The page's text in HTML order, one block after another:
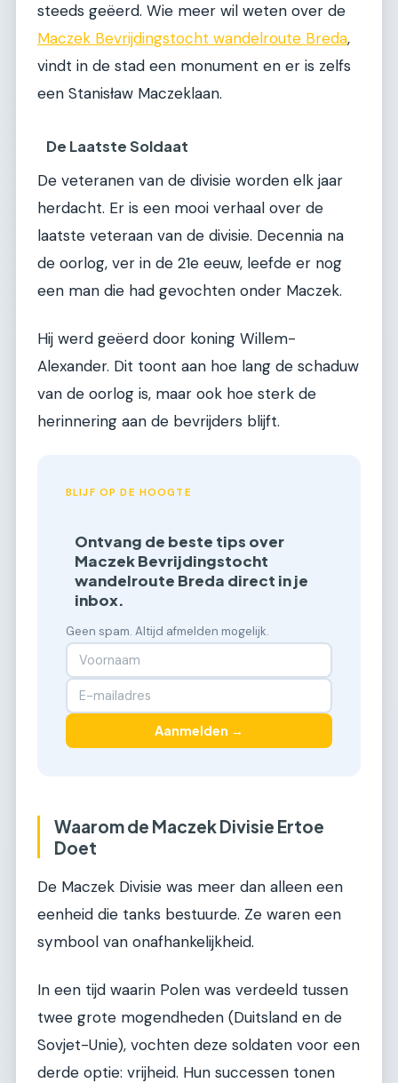
steeds geëerd. Wie meer wil weten over de
Maczek Bevrijdingstocht wandelroute Breda,
vindt in de stad een monument en er is zelfs
een Stanisław Maczeklaan.
De Laatste Soldaat
De veteranen van de divisie worden elk jaar
herdacht. Er is een mooi verhaal over de
laatste veteraan van de divisie. Decennia na
de oorlog, ver in de 21e eeuw, leefde er nog
een man die had gevochten onder Maczek.
Hij werd geëerd door koning Willem-
Alexander. Dit toont aan hoe lang de schaduw
van de oorlog is, maar ook hoe sterk de
herinnering aan de bevrijders blijft.
BLIJF OP DE HOOGTE
Ontvang de beste tips over
Maczek Bevrijdingstocht
wandelroute Breda direct in je
inbox.
Geen spam. Altijd afmelden mogelijk.
Aanmelden →
Waarom de Maczek Divisie Ertoe
Doet
De Maczek Divisie was meer dan alleen een
eenheid die tanks bestuurde. Ze waren een
symbool van onafhankelijkheid.
In een tijd waarin Polen was verdeeld tussen
twee grote mogendheden (Duitsland en de
Sovjet-Unie), vochten deze soldaten voor een
derde optie: vrijheid. Hun successen tonen